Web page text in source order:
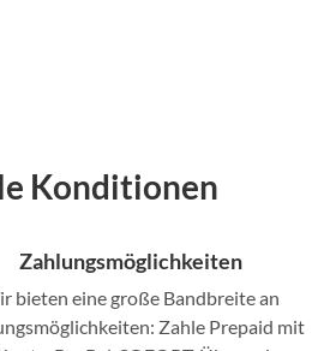
Konditionen
Zahlungsmöglichkeiten
bieten eine große Bandbreite an
Zahle Prepaid mit